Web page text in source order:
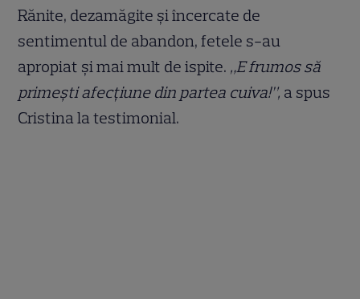
Rănite, dezamăgite şi încercate de
sentimentul de abandon, fetele s-au
apropiat şi mai mult de ispite. „E frumos să
primeşti afecţiune din partea cuiva!”, a spus
Cristina la testimonial.